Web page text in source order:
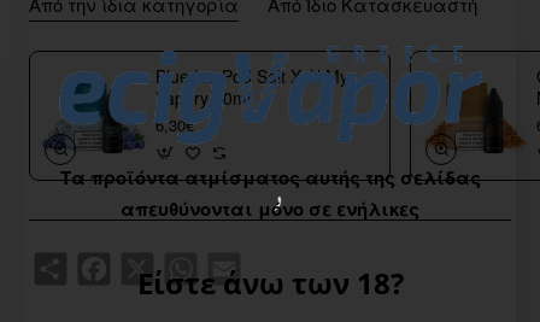
Τα προϊόντα ατμίσματος αυτής της σελίδας
απευθύνονται μόνο σε ενήλικες
Είστε άνω των 18?
Blue Ice Pod Salt Xyfil My
Vapery 10ml
6,30€